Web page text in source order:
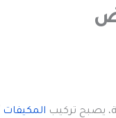
يصبح تركيب المكيفات